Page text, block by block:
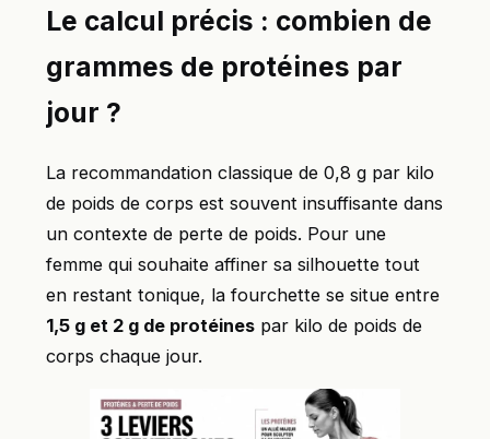
Le calcul précis : combien de
grammes de protéines par
jour ?
La recommandation classique de 0,8 g par kilo
de poids de corps est souvent insuffisante dans
un contexte de perte de poids. Pour une
femme qui souhaite affiner sa silhouette tout
en restant tonique, la fourchette se situe entre
1,5 g et 2 g de protéines par kilo de poids de
corps chaque jour.